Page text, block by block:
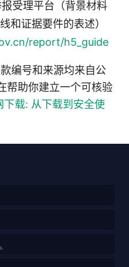
受理平台（背景材料
和证据要件的表述）
report/h5_guide
编号和来源均来自公
帮助你建立一个可核验
载: 从下载到安全使